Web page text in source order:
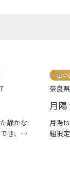
静かな
き、キ
山の
奈良
月
月陽
組限